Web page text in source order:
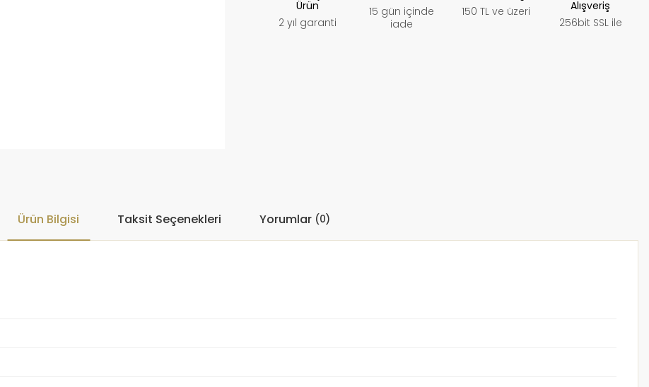
Ürün
2 yıl garanti
15 gün içinde
iade
150 TL ve üzeri
Alışveriş
256bit SSL ile
Ürün Bilgisi Taksit Seçenekleri Yorumlar (0)